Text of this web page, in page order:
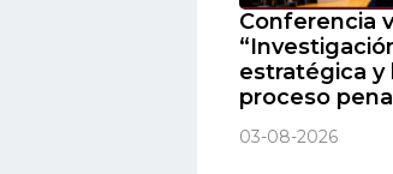
Conferencia
estratégica y
proceso
03-08-2026